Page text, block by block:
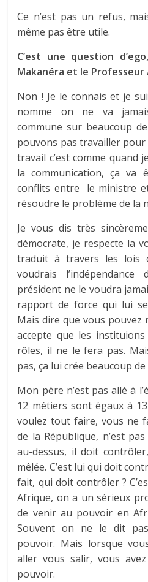
Ce n’est pas un refus,
même pas être utile.
C’est une question
Makanéra et le Professeur
Non ! Je le connais et je
nomme on ne va
commune sur beaucoup
pouvons pas travailler pour
travail c’est comme quand
la communication, ça va
conflits entre le ministre
résoudre le problème de la
Je vous dis très
démocrate, je respecte la
traduit à travers les lois
voudrais
président ne le voudra
rapport de force qui lui
Mais dire que vous pouvez
accepte que les
rôles, il ne le fera pas.
pas, ça lui crée beaucoup
Mon père n’est pas allé à
12 métiers sont égaux à
voulez tout faire, vous ne
de la République, n’est
au-dessus, il doit
mêlée. C’est lui qui doit
fait, qui doit contrôler ?
Afrique, on a un sérieux
de venir au pouvoir en
Souvent on ne le dit
pouvoir. Mais lorsque
aller vous salir, vous
pouvoir.